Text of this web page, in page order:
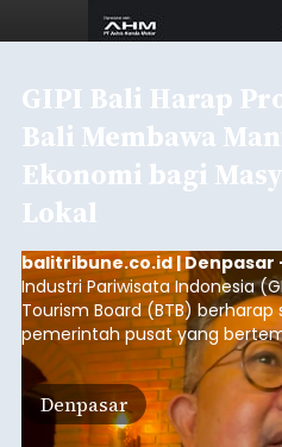
GIPI Bali Harap
Bali Membawa
Ekonomi bagi
Lokal
balitribune.co.id | Denpasar
Industri Pariwisata Indonesia
Tourism Board (BTB)
pemerintah pusat yang
membawa dampak positif
"Program pemerintah ini (Bali
Finansial Internasional
berguna buat masyarakat
Denpasar